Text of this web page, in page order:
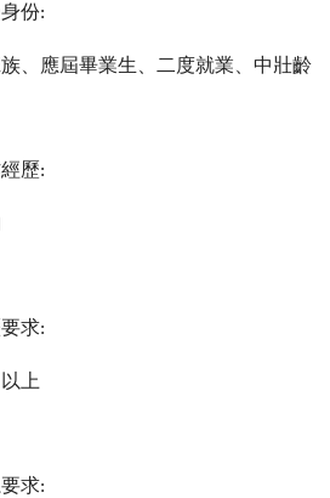
份:
族、應屆畢業生、二度就業、中壯齡
歷:
求:
上
求: